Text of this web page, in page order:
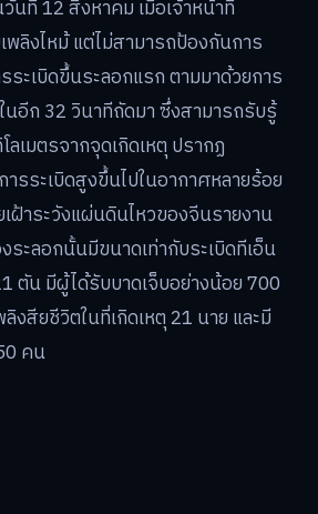
นที่ 12 สิงหาคม เมื่อเจ้าหน้าที่
พลิงไหม้ แต่ไม่สามารถป้องกันการ
ระเบิดขึ้นระลอกแรก ตามมาด้วยการ
นอีก 32 วินาทีถัดมา ซึ่งสามารถรับรู้
ลเมตรจากจุดเกิดเหตุ ปรากฏ
ารระเบิดสูงขึ้นไปในอากาศหลายร้อย
ฝ้าระวังแผ่นดินไหวของจีนรายงาน
ระลอกนั้นมีขนาดเท่ากับระเบิดทีเอ็น
ตัน มีผู้ได้รับบาดเจ็บอย่างน้อย 700
งสียชีวิตในที่เกิดเหตุ 21 นาย และมี
คน